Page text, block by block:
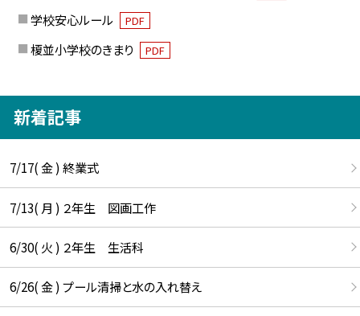
学校安心ルール PDF
榎並小学校のきまり PDF
新着記事
7/17( 金 ) 終業式
7/13( 月 ) ２年生 図画工作
6/30( 火 ) ２年生 生活科
6/26( 金 ) プール清掃と水の入れ替え